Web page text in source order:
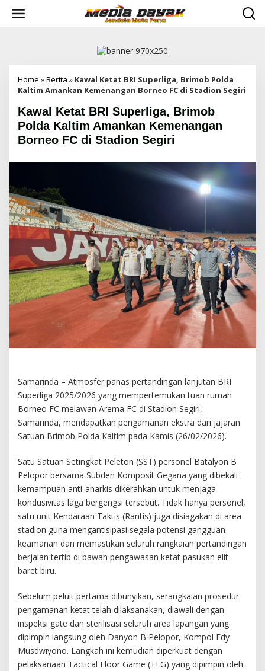
Home »Berita » Kawal Ketat BRI Superliga, Brimob Polda
Kaltim Amankan Kemenangan Borneo FC di Stadion Segiri
Kawal Ketat BRI Superliga, Brimob
Polda Kaltim Amankan Kemenangan
Borneo FC di Stadion Segiri
Samarinda – Atmosfer panas pertandingan lanjutan BRI
Superliga 2025/2026 yang mempertemukan tuan rumah
Borneo FC melawan Arema FC di Stadion Segiri,
Samarinda, mendapatkan pengamanan ekstra dari jajaran
Satuan Brimob Polda Kaltim pada Kamis (26/02/2026).
Satu Satuan Setingkat Peleton (SST) personel Batalyon B
Pelopor bersama Subden Komposit Gegana yang dibekali
kemampuan anti-anarkis dikerahkan untuk menjaga
kondusivitas laga bergengsi tersebut. Tidak hanya personel,
satu unit Kendaraan Taktis (Rantis) juga disiagakan di area
stadion guna mengantisipasi segala potensi gangguan
keamanan dan memastikan seluruh rangkaian pertandingan
berjalan tertib di bawah pengawasan ketat pasukan elit
baret biru.
Sebelum peluit pertama dibunyikan, serangkaian prosedur
pengamanan ketat telah dilaksanakan, diawali dengan
inspeksi gate dan sterilisasi seluruh area lapangan yang
dipimpin langsung oleh Danyon B Pelopor, Kompol Edy
Musdwiyono. Langkah ini kemudian diperkuat dengan
pelaksanaan Tactical Floor Game (TFG) yang dipimpin oleh